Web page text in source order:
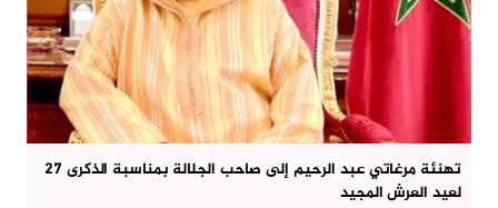
تهنئة مرغاتي عبد الرحيم إلى صاحب الجلالة بمناسبة الذكرى 27
لعيد العرش المجيد